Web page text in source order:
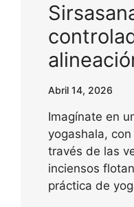
Abril 14, 2026
Imagínate en
yogashala,
través de las
inciensos
práctica de